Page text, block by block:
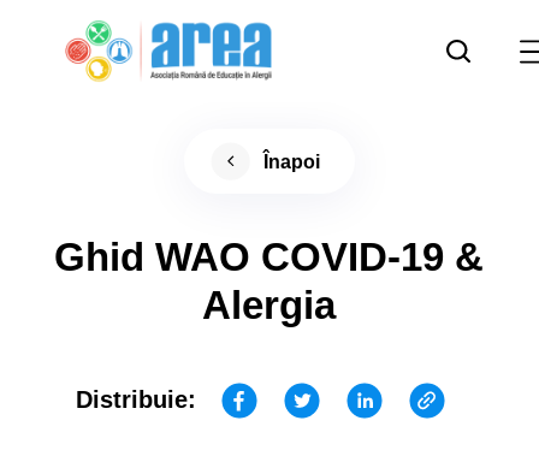
Înapoi
Ghid WAO COVID-19 &
Alergia
Distribuie: